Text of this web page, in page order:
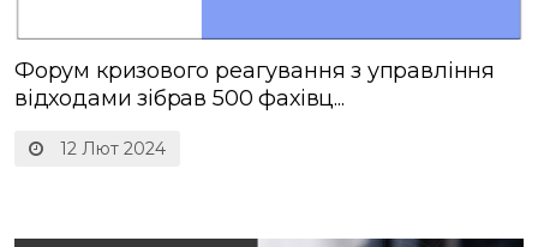
12 Лют 2024
Форум кризового реагування з управління
відходами зібрав 500 фахівц...